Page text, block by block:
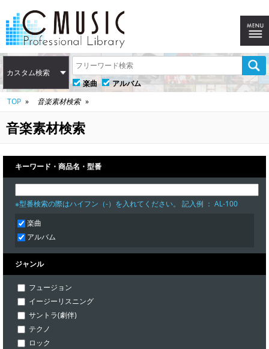
カスタム検索
楽曲
アルバム
TOP
音楽素材検索
音楽素材検索
キーワード・商品名・型番
※型番検索の際はハイフン（-）を入れてください。 記入例 ： AL-100
楽曲
アルバム
ジャンル
フュージョン
イージーリスニング
サントラ(劇伴)
テクノ
ロック